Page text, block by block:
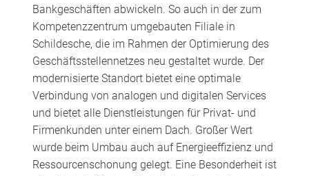
Bankgeschäften abwickeln. So auch in der zum
Kompetenzzentrum umgebauten Filiale in
Schildesche, die im Rahmen der Optimierung des
Geschäftsstellennetzes neu gestaltet wurde. Der
modernisierte Standort bietet eine optimale
Verbindung von analogen und digitalen Services
und bietet alle Dienstleistungen für Privat- und
Firmenkunden unter einem Dach. Großer Wert
wurde beim Umbau auch auf Energieeffizienz und
Ressourcenschonung gelegt. Eine Besonderheit ist